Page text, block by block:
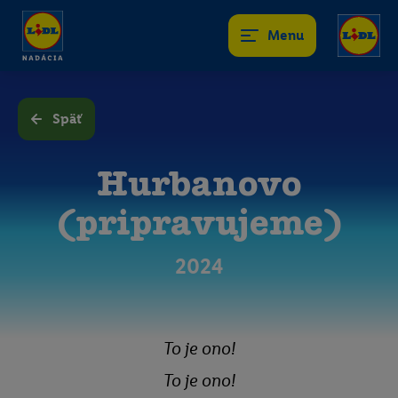
Menu
Späť
Hurbanovo
(pripravujeme)
2024
To je ono!
To je ono!